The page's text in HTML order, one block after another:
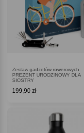
Zestaw gadżetów rowerowych
PREZENT URODZINOWY DLA
SIOSTRY
199,90 zł